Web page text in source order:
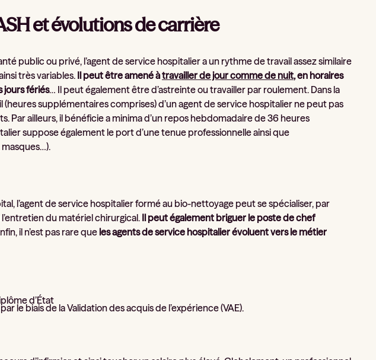
et évolutions de carrière
public ou privé, l’agent de service hospitalier a un rythme de travail assez similaire
très variables. Il peut être amené àtravailler de jour comme de nuit, en horaires
jours fériés… Il peut également être d’astreinte ou travailler par roulement. Dans la
supplémentaires comprises) d’un agent de service hospitalier ne peut pas
Par ailleurs, il bénéficie a minima d’un repos hebdomadaire de 36 heures
suppose également le port d’une tenue professionnelle ainsi que
l’agent de service hospitalier formé au bio-nettoyage peut se spécialiser, par
du matériel chirurgical.Il peut également briguer le poste de chef
il n’est pas rare que les agents de service hospitalier évoluent vers le métier
d’État
le biais de la Validation des acquis de l’expérience (VAE).